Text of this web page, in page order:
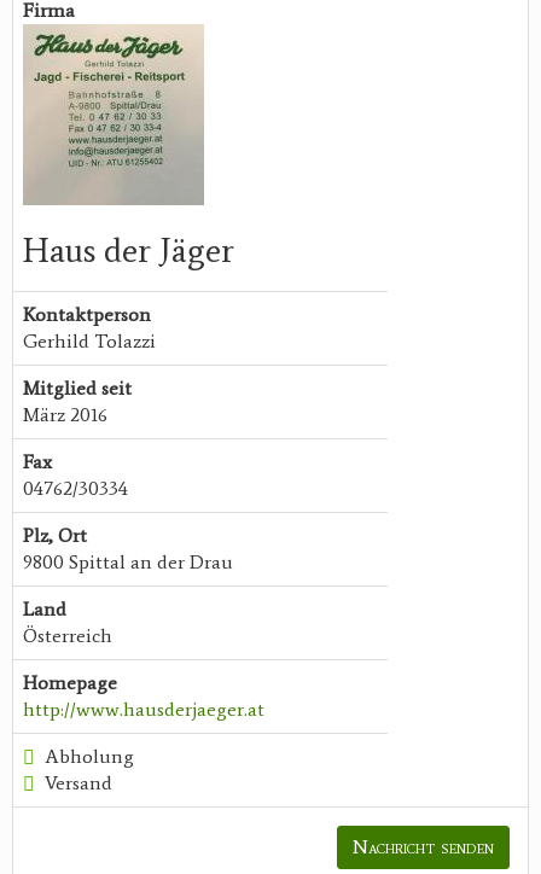
Firma
Haus der Jäger
Kontaktperson
Gerhild Tolazzi
Mitglied seit
März 2016
Fax
04762/30334
Plz, Ort
9800 Spittal an der Drau
Land
Österreich
Homepage
http://www.hausderjaeger.at
Abholung
Versand
Nachricht senden